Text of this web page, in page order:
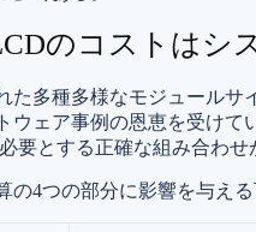
のコストはシ
た多種多様なモジュール
ウェア事例の恩恵を受け
要とする正確な組み合わ
の4つの部分に影響を与え